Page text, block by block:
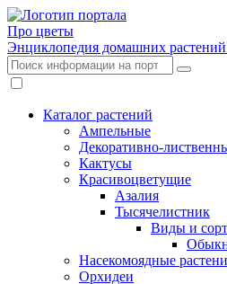
Про цветы
Энциклопедия домашних растений
Каталог растений
Ампельные
Декоративно-
Кактусы
Красивоцветущие
Азалия
Тысячелистник
Виды и
Насекомоядные
Орхидеи